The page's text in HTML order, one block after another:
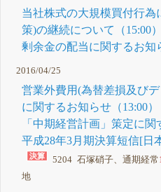
当社株式の大規模買付行
策)の継続について（15:00）
剰余金の配当に関するお知
2016/04/25
営業外費用(為替差損及び
に関するお知らせ（13:00）
「中期経営計画」策定に関
平成28年3月期決算短信[日
5204 石塚硝子、通期経常
地